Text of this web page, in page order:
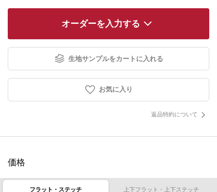
オーダーを入力する
生地サンプルをカートに入れる
お気に入り
返品特約について
価格
フラット・ステッチ 上下フラット・上下ステッチ